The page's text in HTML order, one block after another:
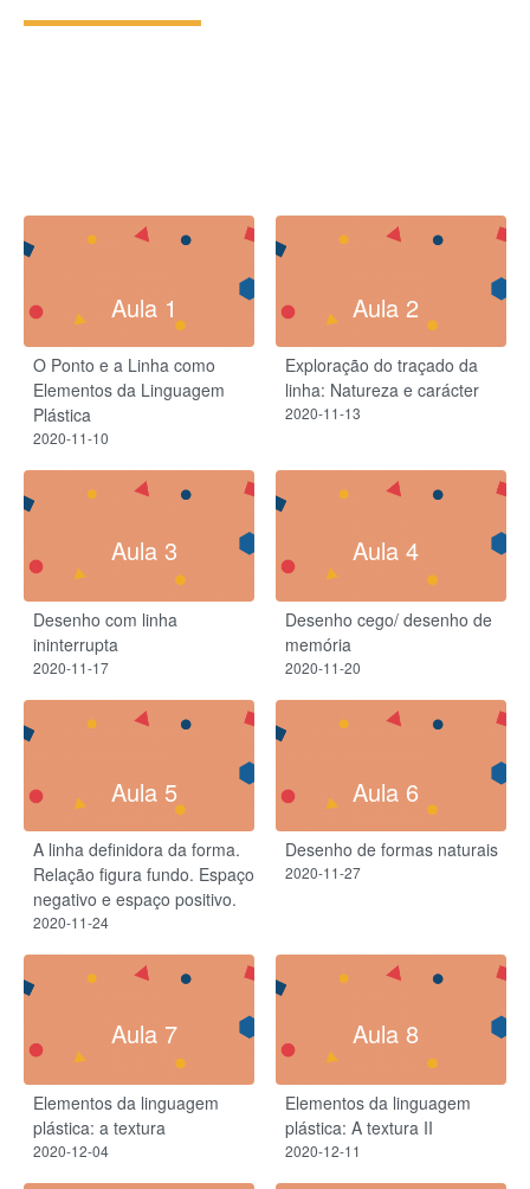
Aula 1
O Ponto e a Linha como
Elementos da Linguagem
Plástica
2020-11-10
Aula 2
Exploração do traçado da
linha: Natureza e carácter
2020-11-13
Aula 3
Desenho com linha
ininterrupta
2020-11-17
Aula 4
Desenho cego/ desenho de
memória
2020-11-20
Aula 5
A linha definidora da forma.
Relação figura fundo. Espaço
negativo e espaço positivo.
2020-11-24
Aula 6
Desenho de formas naturais
2020-11-27
Aula 7
Elementos da linguagem
plástica: a textura
2020-12-04
Aula 8
Elementos da linguagem
plástica: A textura II
2020-12-11